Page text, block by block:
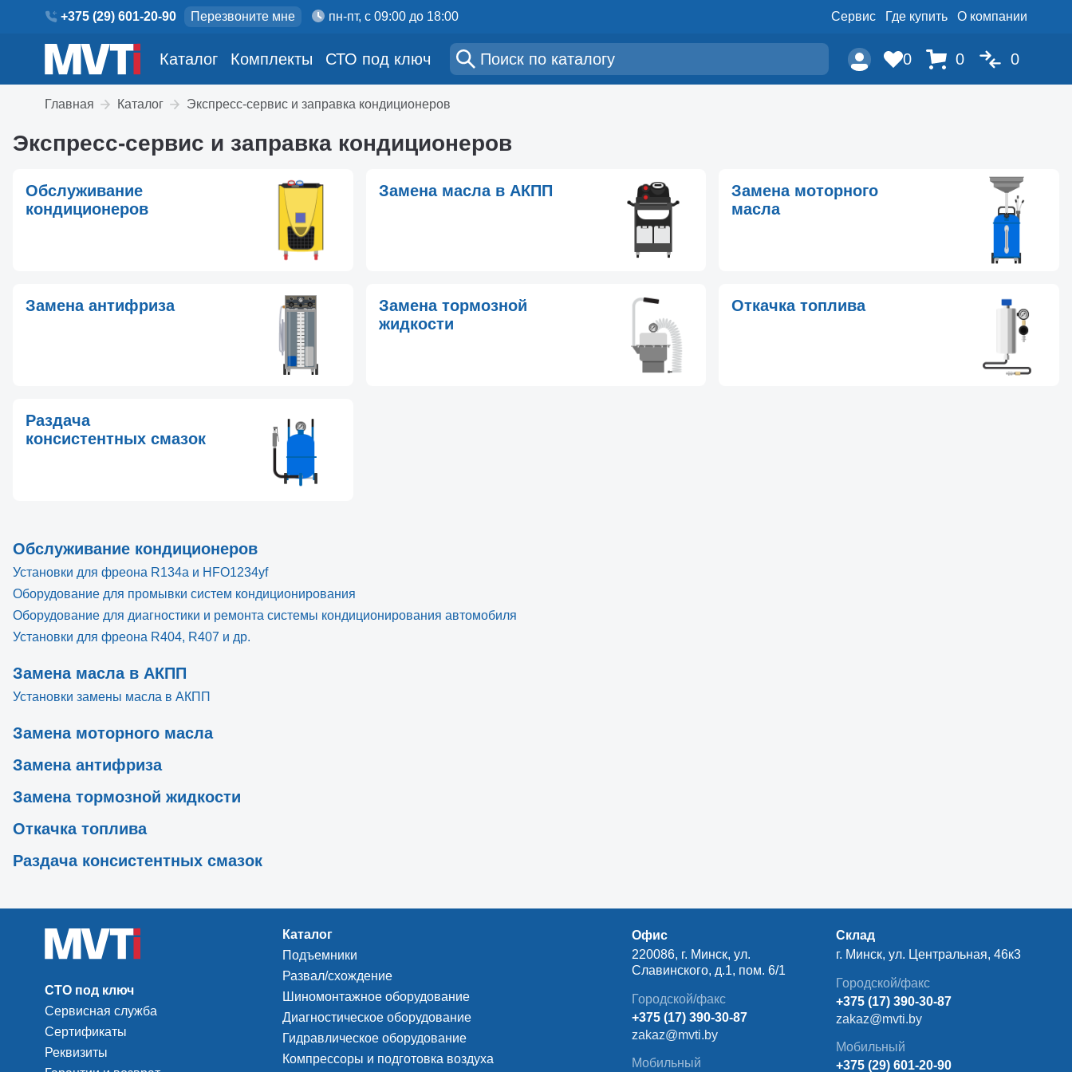
+375 (29) 601-20-90 Перезвоните мне пн-пт, с 09:00 до 18:00 Сервис Где купить О компании
Каталог Комплекты СТО под ключ 0 0 0
Главная Каталог Экспресс-сервис и заправка кондиционеров
Экспресс-сервис и заправка кондиционеров
Обслуживание
кондиционеров
Замена масла в АКПП
Замена моторного
масла
Замена антифриза
Замена тормозной
жидкости
Откачка топлива
Раздача
консистентных смазок
Обслуживание кондиционеров
Установки для фреона R134a и HFO1234yf
Оборудование для промывки систем кондиционирования
Оборудование для диагностики и ремонта системы кондиционирования автомобиля
Установки для фреона R404, R407 и др.
Замена масла в АКПП
Установки замены масла в АКПП
Замена моторного масла
Замена антифриза
Замена тормозной жидкости
Откачка топлива
Раздача консистентных смазок
СТО под ключ
Сервисная служба
Сертификаты
Реквизиты
Каталог
Подъемники
Развал/схождение
Шиномонтажное оборудование
Диагностическое оборудование
Гидравлическое оборудование
Компрессоры и подготовка воздуха
Офис
220086, г. Минск, ул.
Славинского, д.1, пом. 6/1
Городской/факс
+375 (17) 390-30-87
zakaz@mvti.by
Мобильный
Склад
г. Минск, ул. Центральная, 46к3
Городской/факс
+375 (17) 390-30-87
zakaz@mvti.by
Мобильный
+375 (29) 601-20-90